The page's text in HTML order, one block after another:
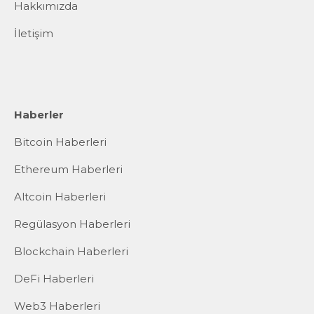
Hakkımızda
İletişim
Haberler
Bitcoin Haberleri
Ethereum Haberleri
Altcoin Haberleri
Regülasyon Haberleri
Blockchain Haberleri
DeFi Haberleri
Web3 Haberleri